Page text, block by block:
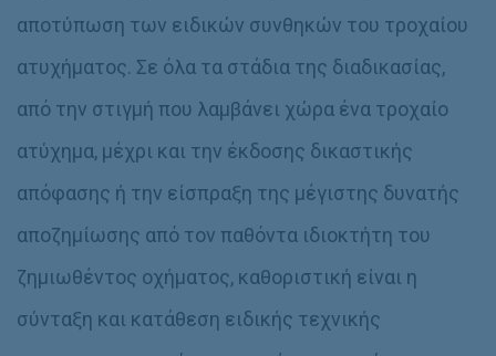
αποτύπωση των ειδικών συνθηκών του τροχαίου
ατυχήματος. Σε όλα τα στάδια της διαδικασίας,
από την στιγμή που λαμβάνει χώρα ένα τροχαίο
ατύχημα, μέχρι και την έκδοσης δικαστικής
απόφασης ή την είσπραξη της μέγιστης δυνατής
αποζημίωσης από τον παθόντα ιδιοκτήτη του
ζημιωθέντος οχήματος, καθοριστική είναι η
σύνταξη και κατάθεση ειδικής τεχνικής